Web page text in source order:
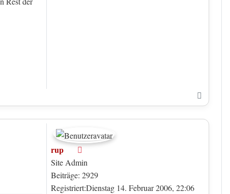
rup
Site Admin
Beiträge: 2929
Registriert:Dienstag 14. Februar 2006, 22:06